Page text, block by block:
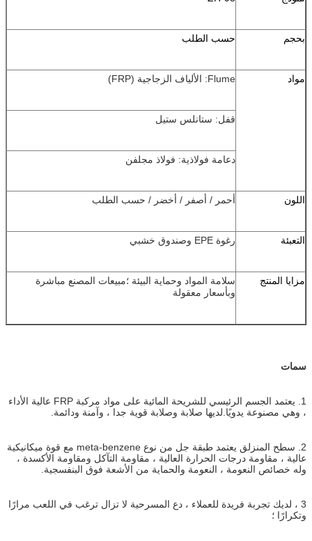
بحجم حسب الطلب
مواد Flume: الألياف الزجاجية (FRP)
قفل: ستانلس ستيل
دعامة فولاذية: فولاذ مجلفن
اللون أحمر / أصفر / أخضر / حسب الطلب
التعبئة رغوة EPE وصندوق خشبي
مزايا المنتج
سلامة المواد وحماية البيئة ؛مبيعات المصنع مباشرة
وبأسعار معقولة
سمات
1. يعتمد الجسم الرئيسي للشريحة المائية على مواد مركبة FRP عالية الأداء
، وهي مصنوعة يدويًا.لديها صلابة وصلابة قوية جدا ، وآمنة ودائمة.
2. سطح المنزلق يعتمد طبقة جل من نوع meta-benzene مع قوة ميكانيكية
عالية ، مقاومة درجات الحرارة العالية ، مقاومة التآكل ومقاومة الأكسدة ،
وله خصائص النعومة ، النعومة والحماية من الأشعة فوق البنفسجية.
3 ، لديك تجربة فريدة للعملاء ، دع المسرحية لا تزال ترغب في اللعب مرارًا
وتكرارًا ؛